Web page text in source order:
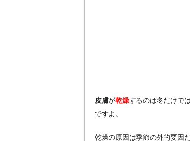
皮膚が乾燥するのは冬だけで
ですよ。
乾燥の原因は季節の外的要因